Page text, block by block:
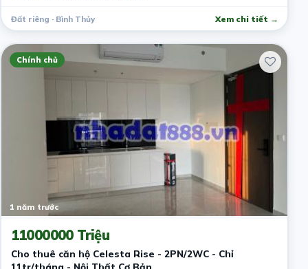
Đất riêng · Bình Thủy Xem chi tiết →
Chính chủ
1 năm trước
11000000 Triệu
Cho thuê căn hộ Celesta Rise - 2PN/2WC - Chỉ
11tr/tháng - Nội Thất Cơ Bản